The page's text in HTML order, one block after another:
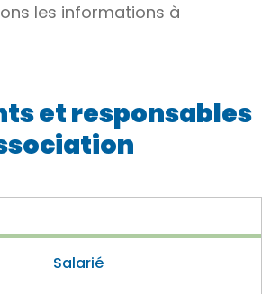
les informations à
et responsables
Salarié